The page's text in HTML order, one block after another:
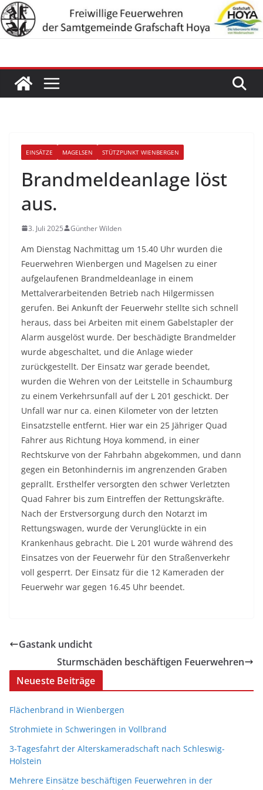
Zum
Inhalt
springen
EINSÄTZE MAGELSEN STÜTZPUNKT WIENBERGEN
Brandmeldeanlage löst
aus.
3. Juli 2025 Günther Wilden
Am Dienstag Nachmittag um 15.40 Uhr wurden die
Feuerwehren Wienbergen und Magelsen zu einer
aufgelaufenen Brandmeldeanlage in einem
Mettalverarbeitenden Betrieb nach Hilgermissen
gerufen. Bei Ankunft der Feuerwehr stellte sich schnell
heraus, dass bei Arbeiten mit einem Gabelstapler der
Alarm ausgelöst wurde. Der beschädigte Brandmelder
wurde abgeschaltet, und die Anlage wieder
zurückgestellt. Der Einsatz war gerade beendet,
wurden die Wehren von der Leitstelle in Schaumburg
zu einem Verkehrsunfall auf der L 201 geschickt. Der
Unfall war nur ca. einen Kilometer von der letzten
Einsatzstelle entfernt. Hier war ein 25 Jähriger Quad
Fahrer aus Richtung Hoya kommend, in einer
Rechtskurve von der Fahrbahn abgekommen, und dann
gegen ein Betonhindernis im angrenzenden Graben
geprallt. Ersthelfer versorgten den schwer Verletzten
Quad Fahrer bis zum Eintreffen der Rettungskräfte.
Nach der Erstversorgung durch den Notarzt im
Rettungswagen, wurde der Verunglückte in ein
Krankenhaus gebracht. Die L 201 wurde während des
Einsatzes von der Feuerwehr für den Straßenverkehr
voll gesperrt. Der Einsatz für die 12 Kameraden der
Feuerwehr war gegen 16.45 Uhr beendet.
Gastank undicht
Sturmschäden beschäftigen Feuerwehren
Neueste Beiträge
Flächenbrand in Wienbergen
Strohmiete in Schweringen in Vollbrand
3-Tagesfahrt der Alterskameradschaft nach Schleswig-
Holstein
Mehrere Einsätze beschäftigen Feuerwehren in der